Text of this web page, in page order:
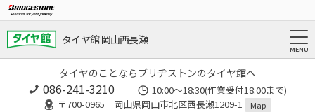
タイヤ館 岡山西長瀬
タイヤのことならブリヂストンのタイヤ館へ
086-241-3210
10:00〜18:30(作業受付18:00まで)
〒700-0965 岡山県岡山市北区西長瀬1209-1
Map